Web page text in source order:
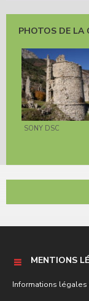
PHOTOS DE LA
SONY DSC
MENTIONS
Informations légales